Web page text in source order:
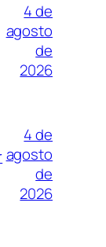
4 de
agosto
de
2026
4 de
agosto
de
2026